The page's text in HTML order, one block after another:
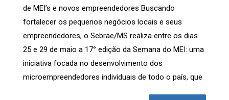
de MEI’s e novos empreendedores Buscando
fortalecer os pequenos negócios locais e seus
empreendedores, o Sebrae/MS realiza entre os dias
25 e 29 de maio a 17° edição da Semana do MEI: uma
iniciativa focada no desenvolvimento dos
microempreendedores individuais de todo o país, que